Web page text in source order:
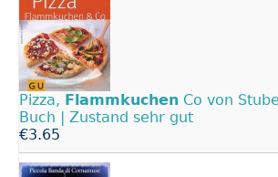
Pizza, Flammkuchen Co von
Buch | Zustand sehr gut
€3.65